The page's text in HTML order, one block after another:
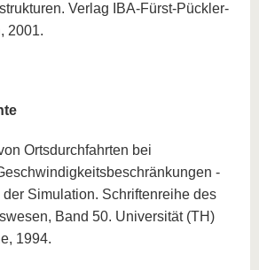
Verlag IBA-Fürst-Pückler-
2001.
Ortsdurchfahrten bei
-
Simulation. Schriftenreihe des
Band 50. Universität (TH)
1994.